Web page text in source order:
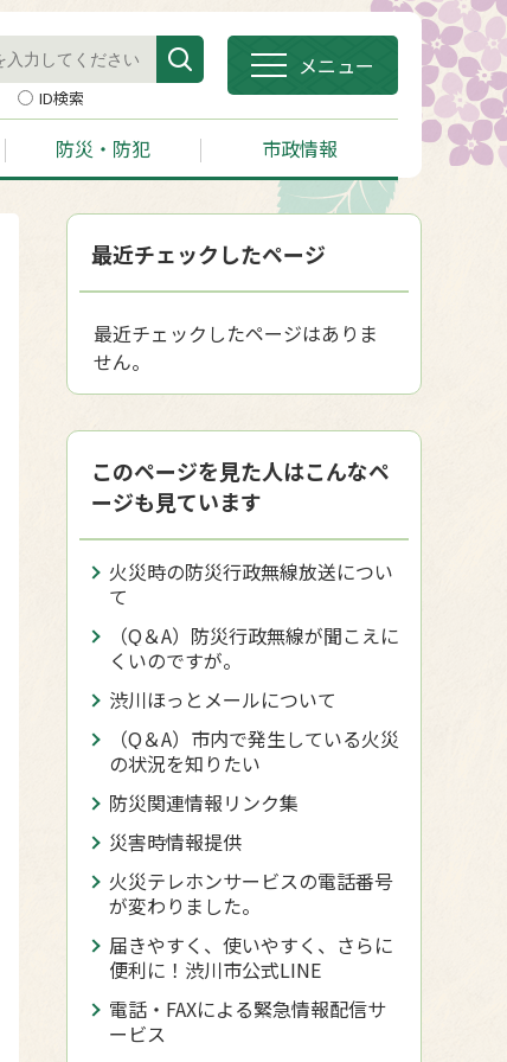
ID検索
メニュー
防災・防犯 市政情報
最近チェックしたページ
最近チェックしたページはありま
せん。
このページを見た人はこんなペ
ージも見ています
火災時の防災行政無線放送につい
て
（Q＆A）防災行政無線が聞こえに
くいのですが。
渋川ほっとメールについて
（Q＆A）市内で発生している火災
の状況を知りたい
防災関連情報リンク集
災害時情報提供
火災テレホンサービスの電話番号
が変わりました。
届きやすく、使いやすく、さらに
便利に！渋川市公式LINE
電話・FAXによる緊急情報配信サ
ービス